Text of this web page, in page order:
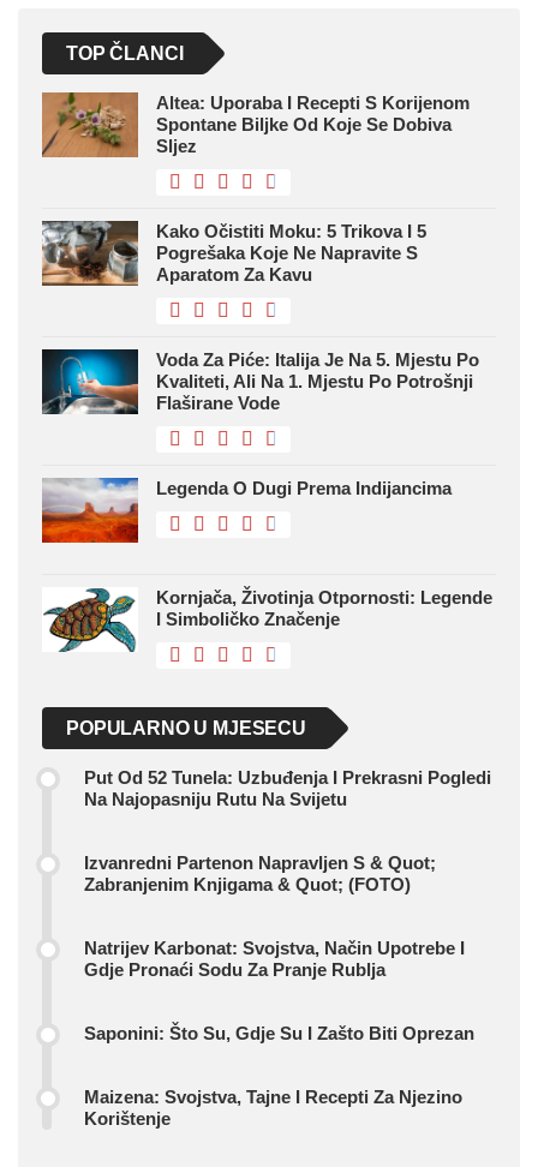
TOP ČLANCI
Altea: Uporaba I Recepti S Korijenom
Spontane Biljke Od Koje Se Dobiva
Sljez
Kako Očistiti Moku: 5 Trikova I 5
Pogrešaka Koje Ne Napravite S
Aparatom Za Kavu
Voda Za Piće: Italija Je Na 5. Mjestu Po
Kvaliteti, Ali Na 1. Mjestu Po Potrošnji
Flaširane Vode
Legenda O Dugi Prema Indijancima
Kornjača, Životinja Otpornosti: Legende
I Simboličko Značenje
POPULARNO U MJESECU
Put Od 52 Tunela: Uzbuđenja I Prekrasni Pogledi
Na Najopasniju Rutu Na Svijetu
Izvanredni Partenon Napravljen S & Quot;
Zabranjenim Knjigama & Quot; (FOTO)
Natrijev Karbonat: Svojstva, Način Upotrebe I
Gdje Pronaći Sodu Za Pranje Rublja
Saponini: Što Su, Gdje Su I Zašto Biti Oprezan
Maizena: Svojstva, Tajne I Recepti Za Njezino
Korištenje